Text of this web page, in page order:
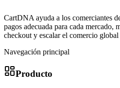
CartDNA ayuda a los comerciantes
pagos adecuada para cada mercado,
checkout y escalar el comercio
Navegación principal
Producto